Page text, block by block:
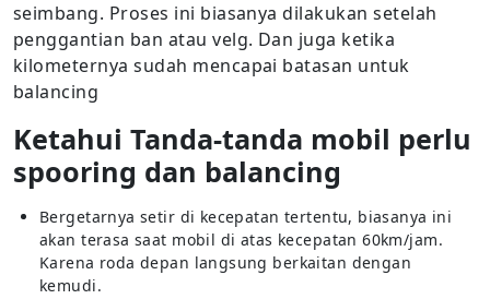
seimbang. Proses ini biasanya dilakukan setelah
penggantian ban atau velg. Dan juga ketika
kilometernya sudah mencapai batasan untuk
balancing
Ketahui Tanda-tanda mobil perlu
spooring dan balancing
Bergetarnya setir di kecepatan tertentu, biasanya ini
akan terasa saat mobil di atas kecepatan 60km/jam.
Karena roda depan langsung berkaitan dengan
kemudi.